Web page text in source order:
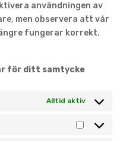
användningen av
men observera att vår
fungerar korrekt.
för ditt samtycke
Alltid aktiv
Alternativ